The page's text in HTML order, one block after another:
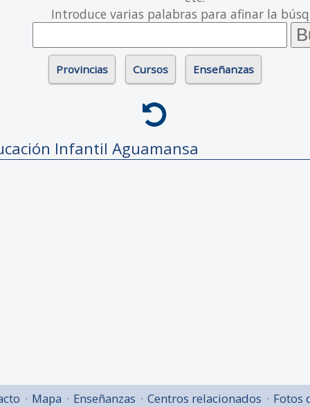
Introduce varias palabras para afinar la
Provincias Cursos Enseñanzas
Infantil Aguamansa
Mapa Enseñanzas Centros relacionados Fotos